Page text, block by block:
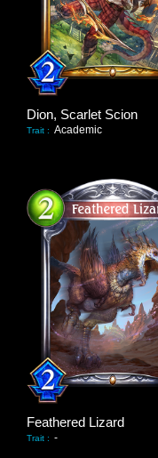
Dion, Scarlet Scion
Trait : Academic
Feathered Lizard
Trait : -